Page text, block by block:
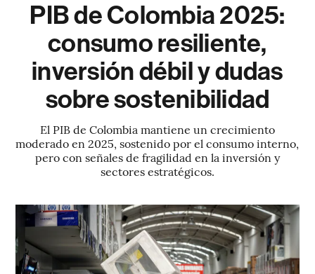
PIB de Colombia 2025:
consumo resiliente,
inversión débil y dudas
sobre sostenibilidad
El PIB de Colombia mantiene un crecimiento
moderado en 2025, sostenido por el consumo interno,
pero con señales de fragilidad en la inversión y
sectores estratégicos.